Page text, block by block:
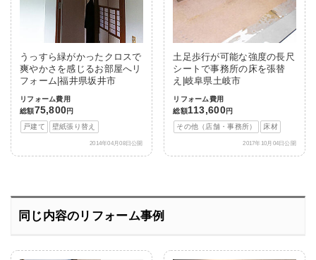
うっすら緑がかったクロスで
爽やかさを感じるお部屋へリ
フォーム|福井県坂井市
リフォーム費用
総額75,800円
戸建て
壁紙張り替え
2014年04月08日公開
土足歩行が可能な強度の長尺
シートで事務所の床を張替
え|岐阜県土岐市
リフォーム費用
総額113,600円
その他（店舗・事務所）
床材
2017年10月04日公開
同じ内容のリフォーム事例